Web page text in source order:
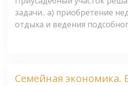
задачи.. а) приобретение
отдыха и ведения
Семейная экономика.